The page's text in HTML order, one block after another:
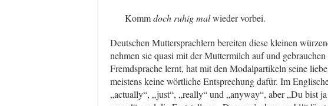
Kommdoch ruhig malwieder vorbei.
Deutschen Muttersprachlern bereiten diese kleinen
nehmen sie quasi mit der Muttermilch auf und
Fremdsprache lernt, hat mit den Modalpartikeln seine
meistens keine wörtliche Entsprechung dafür. Im
„actually“, „just“, „really“ und „anyway“, aber „Du bist